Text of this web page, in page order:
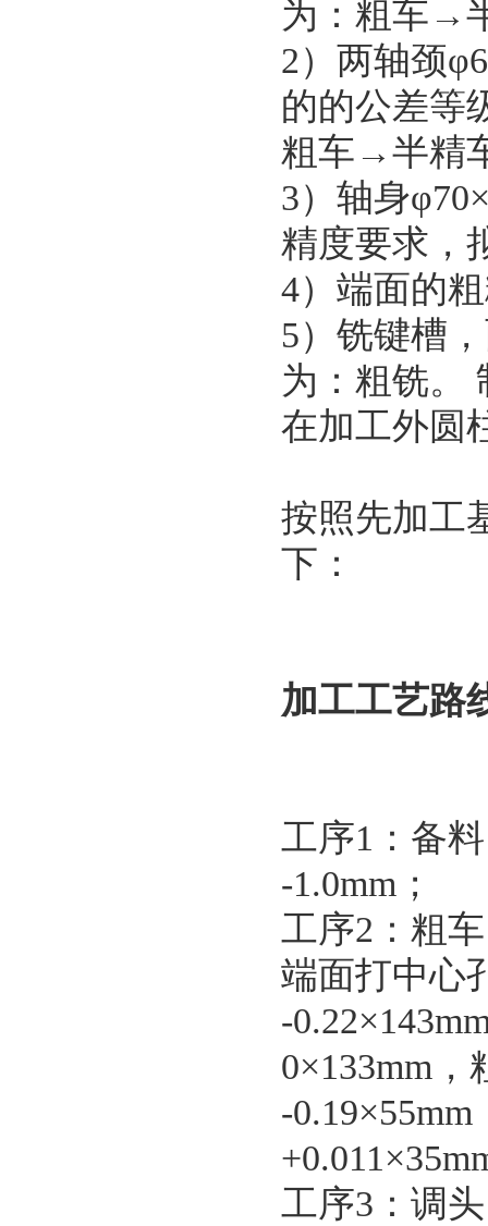
为：粗车→
2）两轴颈
的的公差等
粗车→半精
3）轴身
精度要求，
4）端面的
5）铣键槽
为：粗铣。
在加工外圆
按照先加工
下：
加工工艺路
工序1：备
-1.0mm；
工序2：粗
端面打中心
-
0×133mm，
-
工序3：调